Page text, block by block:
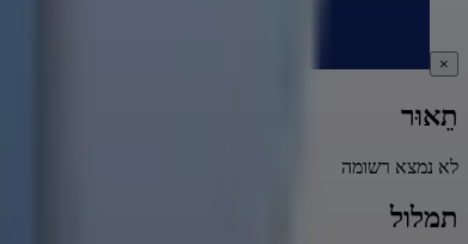
×
תֵאוּר
לא נמצא רשומה
תמלול